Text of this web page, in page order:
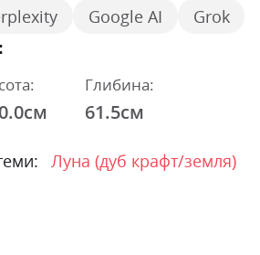
Google AI Grok
Глибина:
61.5см
Луна (дуб крафт/земля)